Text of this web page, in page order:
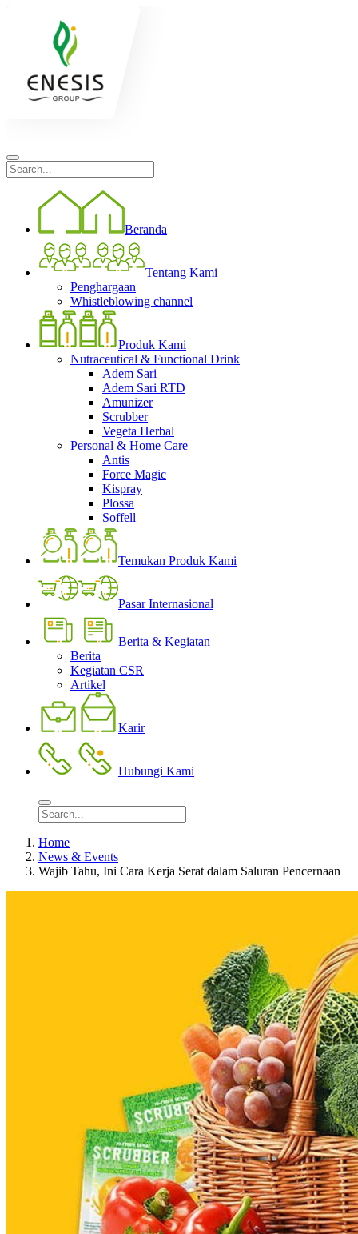
Beranda
Tentang Kami
Penghargaan
Whistleblowing channel
Produk Kami
Nutraceutical & Functional Drink
Adem Sari
Adem Sari RTD
Amunizer
Scrubber
Vegeta Herbal
Personal & Home Care
Antis
Force Magic
Kispray
Plossa
Soffell
Temukan Produk Kami
Pasar Internasional
Berita & Kegiatan
Berita
Kegiatan CSR
Artikel
Karir
Hubungi Kami
Home
News & Events
Wajib Tahu, Ini Cara Kerja Serat dalam Saluran Pencernaan